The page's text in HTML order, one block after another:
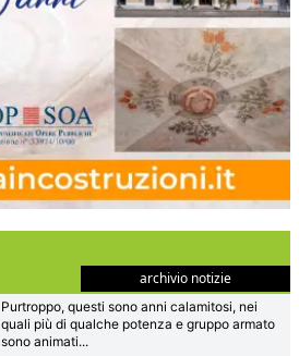
archivio notizie
Purtroppo, questi sono anni calamitosi, nei
quali più di qualche potenza e gruppo armato
sono animati...